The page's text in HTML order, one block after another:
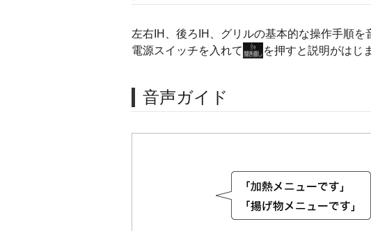
左右IH、後ろIH、グリルの基本的な操作手順を
電源スイッチを入れて
を押すと説明がはじ
音声ガイド